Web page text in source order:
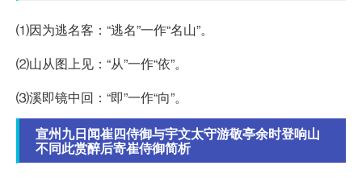
⑴因为逃名客：“逃名”一作“名山”。
⑵山从图上见：“从”一作“依”。
⑶溪即镜中回：“即”一作“向”。
宣州九日闻崔四侍御与宇文太守游敬亭余时登响山
不同此赏醉后寄崔侍御简析